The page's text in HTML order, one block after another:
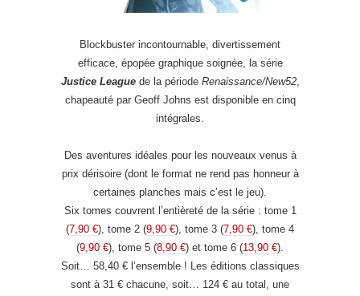
Blockbuster incontournable, divertissement
efficace, épopée graphique soignée, la série
Justice Leaguede la période Renaissance/New52,
chapeauté par Geoff Johns est disponible en cinq
intégrales.
Des aventures idéales pour les nouveaux venus à
prix dérisoire (dont le format ne rend pas honneur à
certaines planches mais c’est le jeu).
Six tomes couvrent l’entièreté de la série : tome 1
(7,90 €), tome 2 (9,90 €), tome 3 (7,90 €), tome 4
(9,90 €), tome 5 (8,90 €) et tome 6 (13,90 €).
Soit… 58,40 € l’ensemble ! Les éditions classiques
sont à 31 € chacune, soit… 124 € au total, une